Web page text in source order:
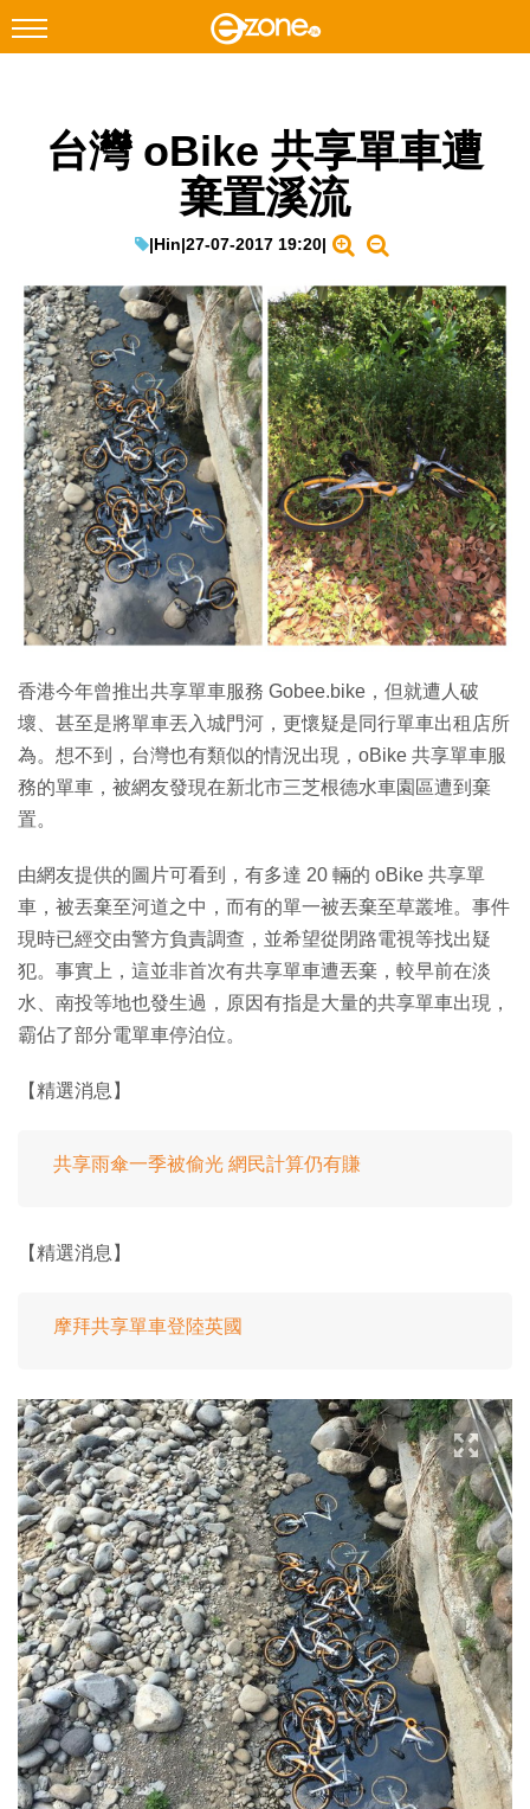
Facebook Instagram
遊戲動漫
教學評測
EduTech
IT Times
生成式AI與雲端應用
Enterprise Digital Transformation
特集
台灣 oBike 共享單車遭
棄置溪流
|Hin|27-07-2017 19:20|
香港今年曾推出共享單車服務 Gobee.bike，但就遭人破
壞、甚至是將單車丟入城門河，更懷疑是同行單車出租店所
為。想不到，台灣也有類似的情況出現，oBike 共享單車服
務的單車，被網友發現在新北市三芝根德水車園區遭到棄
置。
由網友提供的圖片可看到，有多達 20 輛的 oBike 共享單
車，被丟棄至河道之中，而有的單一被丟棄至草叢堆。事件
現時已經交由警方負責調查，並希望從閉路電視等找出疑
犯。事實上，這並非首次有共享單車遭丟棄，較早前在淡
水、南投等地也發生過，原因有指是大量的共享單車出現，
霸佔了部分電單車停泊位。
【精選消息】
共享雨傘一季被偷光 網民計算仍有賺
【精選消息】
摩拜共享單車登陸英國